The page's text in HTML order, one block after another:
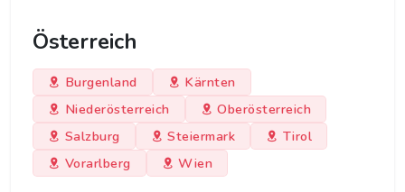
Österreich
Burgenland
Kärnten
Niederösterreich
Oberösterreich
Salzburg
Steiermark
Tirol
Vorarlberg
Wien